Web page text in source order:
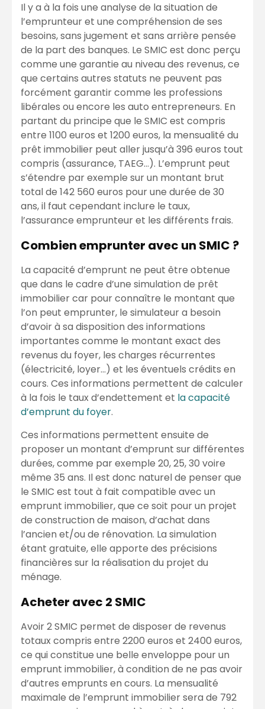
Il y a à la fois une analyse de la situation de
l’emprunteur et une compréhension de ses
besoins, sans jugement et sans arrière pensée
de la part des banques. Le SMIC est donc perçu
comme une garantie au niveau des revenus, ce
que certains autres statuts ne peuvent pas
forcément garantir comme les professions
libérales ou encore les auto entrepreneurs. En
partant du principe que le SMIC est compris
entre 1100 euros et 1200 euros, la mensualité du
prêt immobilier peut aller jusqu’à 396 euros tout
compris (assurance, TAEG…). L’emprunt peut
s’étendre par exemple sur un montant brut
total de 142 560 euros pour une durée de 30
ans, il faut cependant inclure le taux,
l’assurance emprunteur et les différents frais.
Combien emprunter avec un SMIC ?
La capacité d’emprunt ne peut être obtenue
que dans le cadre d’une simulation de prêt
immobilier car pour connaître le montant que
l’on peut emprunter, le simulateur a besoin
d’avoir à sa disposition des informations
importantes comme le montant exact des
revenus du foyer, les charges récurrentes
(électricité, loyer…) et les éventuels crédits en
cours. Ces informations permettent de calculer
à la fois le taux d’endettement et la capacité
d’emprunt du foyer.
Ces informations permettent ensuite de
proposer un montant d’emprunt sur différentes
durées, comme par exemple 20, 25, 30 voire
même 35 ans. Il est donc naturel de penser que
le SMIC est tout à fait compatible avec un
emprunt immobilier, que ce soit pour un projet
de construction de maison, d’achat dans
l’ancien et/ou de rénovation. La simulation
étant gratuite, elle apporte des précisions
financières sur la réalisation du projet du
ménage.
Acheter avec 2 SMIC
Avoir 2 SMIC permet de disposer de revenus
totaux compris entre 2200 euros et 2400 euros,
ce qui constitue une belle enveloppe pour un
emprunt immobilier, à condition de ne pas avoir
d’autres emprunts en cours. La mensualité
maximale de l’emprunt immobilier sera de 792